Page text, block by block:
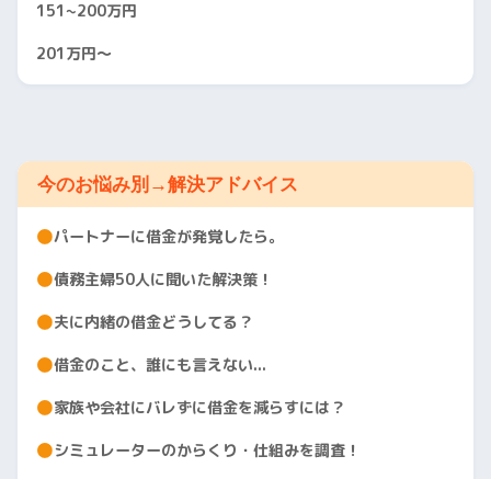
151~200万円
201万円〜
今のお悩み別→解決アドバイス
パートナーに借金が発覚したら。
債務主婦50人に聞いた解決策！
夫に内緒の借金どうしてる？
借金のこと、誰にも言えない...
家族や会社にバレずに借金を減らすには？
シミュレーターのからくり・仕組みを調査！